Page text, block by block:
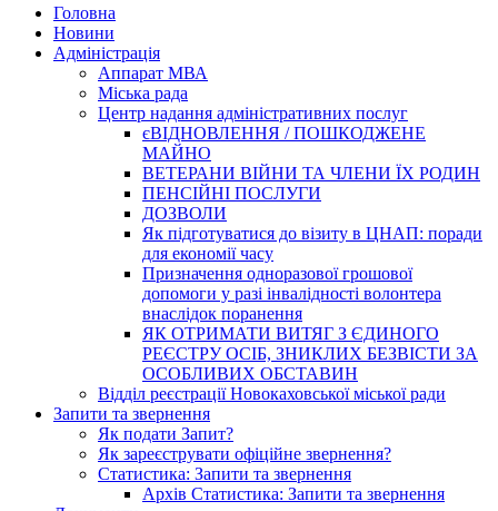
content
Головна
Новини
Адміністрація
Аппарат МВА
Міська рада
Центр надання адміністративних послуг
єВІДНОВЛЕННЯ / ПОШКОДЖЕНЕ
МАЙНО
ВЕТЕРАНИ ВІЙНИ ТА ЧЛЕНИ ЇХ РОДИН
ПЕНСІЙНІ ПОСЛУГИ
ДОЗВОЛИ
Як підготуватися до візиту в ЦНАП: поради
для економії часу
Призначення одноразової грошової
допомоги у разі інвалідності волонтера
внаслідок поранення
ЯК ОТРИМАТИ ВИТЯГ З ЄДИНОГО
РЕЄСТРУ ОСІБ, ЗНИКЛИХ БЕЗВІСТИ ЗА
ОСОБЛИВИХ ОБСТАВИН
Відділ реєстрації Новокаховської міської ради
Запити та звернення
Як подати Запит?
Як зареєструвати офіційне звернення?
Статистика: Запити та звернення
Архів Статистика: Запити та звернення